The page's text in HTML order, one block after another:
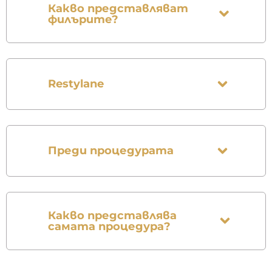
Какво представляват
филърите?
Restylane
Преди процедурата
Какво представлява
самата процедура?